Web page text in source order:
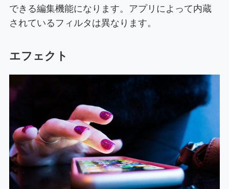
できる編集機能になります。アプリによって内蔵
されているフィルタは異なります。
エフェクト